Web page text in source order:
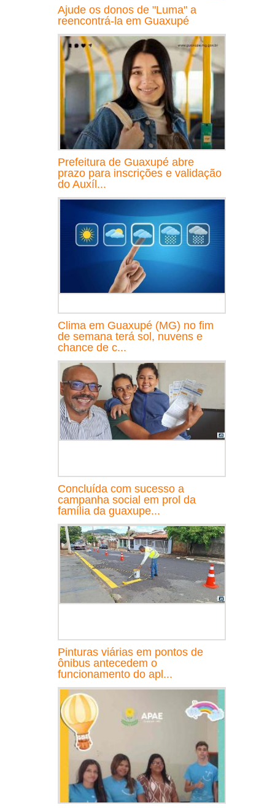
Ajude os donos de "Luma" a
reencontrá-la em Guaxupé
Prefeitura de Guaxupé abre
prazo para inscrições e validação
do Auxíl...
Clima em Guaxupé (MG) no fim
de semana terá sol, nuvens e
chance de c...
Concluída com sucesso a
campanha social em prol da
família da guaxupe...
Pinturas viárias em pontos de
ônibus antecedem o
funcionamento do apl...